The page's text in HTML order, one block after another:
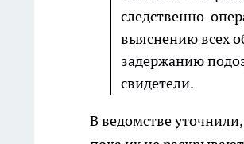
следственно-
выяснению всех
задержанию
свидетели.
В ведомстве